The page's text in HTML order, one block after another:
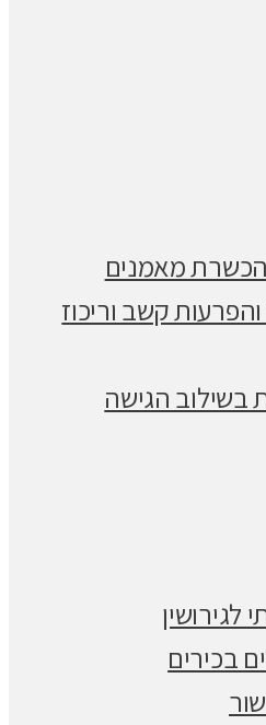
הכשרת מאמנים
קשב וריכוז
בשילוב הגישה
לגירושין
בכירים